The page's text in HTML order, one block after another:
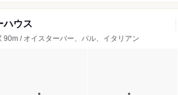
ハウス
90m / オイスターバー、バル、イタリアン